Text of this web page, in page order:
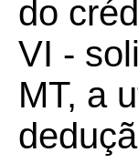
do
VI -
MT, a